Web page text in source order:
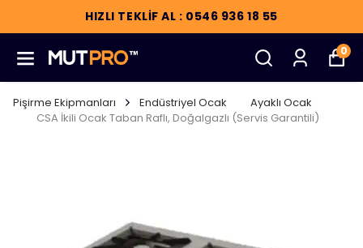
HIZLI TEKLİF AL : 0546 936 18 55
0
Pişirme Ekipmanları Endüstriyel Ocak
Ayaklı Ocak
CSA İkili Ocak Taban Raflı, Doğalgazlı (Servis Garantili)